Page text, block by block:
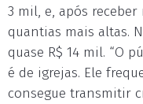
3 mil, e, após
quantias mais altas.
quase R$ 14 mil. “O
é de igrejas. Ele
consegue transmitir